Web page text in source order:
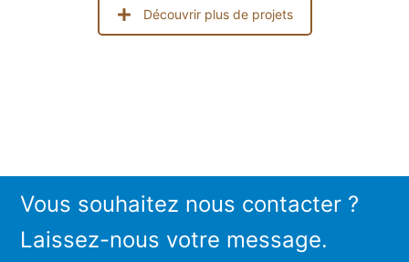
Découvrir plus de projets
Vous souhaitez nous contacter ?
Laissez-nous votre message.